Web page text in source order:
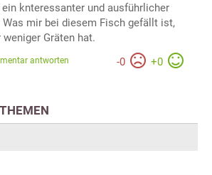
knteressanter und ausführlicher
mir bei diesem Fisch gefällt ist,
weniger Gräten hat.
-0 +0
antworten